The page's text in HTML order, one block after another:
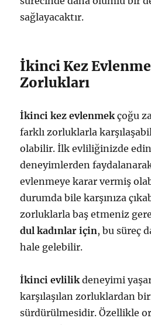
sağlayacaktır.
İkinci Kez
Zorlukları
İkinci kez evlenmekçoğu
farklı zorluklarla
olabilir. İlk evliliğinizde
deneyimlerden
evlenmeye karar vermiş
durumda bile karşınıza
zorluklarla baş etmeniz
dul kadınlar için, bu süreç
hale gelebilir.
İkinci evlilikdeneyimi
karşılaşılan zorluklardan
sürdürülmesidir. Özellikle